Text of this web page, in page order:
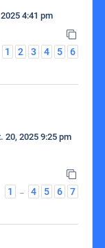
4:41 pm
1
2 3 4 5 6
20, 2025 9:25 pm
1
… 4 5 6 7